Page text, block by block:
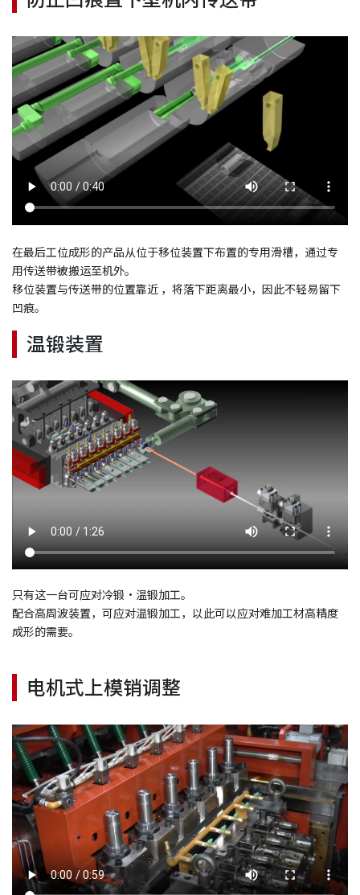
在最后工位成形的产品从位于移位装置下布置的专用滑槽，通过专
用传送带被搬运至机外。
移位装置与传送带的位置靠近 ，将落下距离最小，因此不轻易留下
凹痕。
温锻装置
只有这一台可应对冷锻・温锻加工。
配合高周波装置，可应对温锻加工，以此可以应对难加工材高精度
成形的需要。
电机式上模销调整